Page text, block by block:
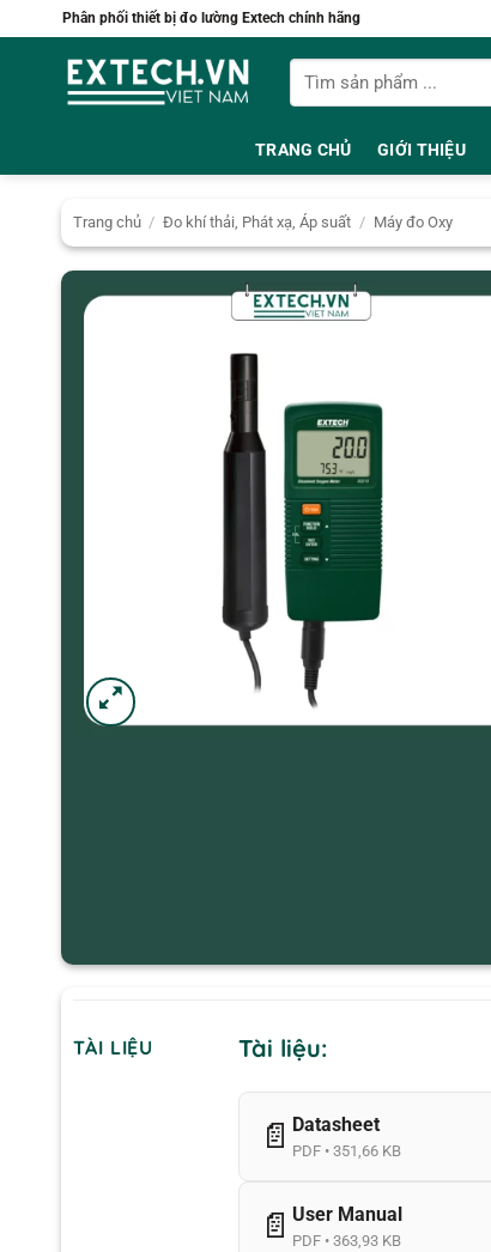
qua
Phân phối thiết bị đo lường Extech chính hãng
Tìm
kiếm:
TRANG CHỦ GIỚI THIỆU
Trang chủ / Đo khí thải, Phát xạ, Áp suất / Máy đo Oxy
TÀI LIỆU Tài liệu:
📄 Datasheet
PDF • 351,66 KB
📄 User Manual
PDF • 363,93 KB